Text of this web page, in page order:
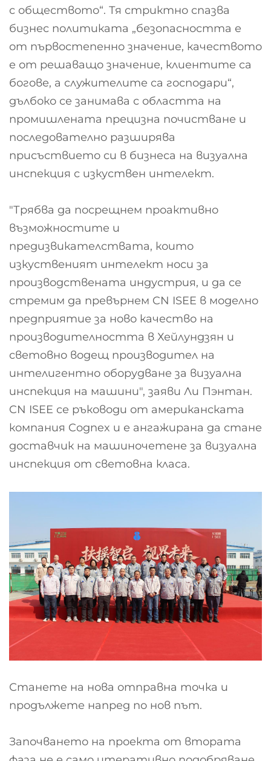
с обществото“. Тя стриктно спазва
бизнес политиката „безопасността е
от първостепенно значение, качеството
е от решаващо значение, клиентите са
богове, а служителите са господари“,
дълбоко се занимава с областта на
промишлената прецизна почистване и
последователно разширява
присъствието си в бизнеса на визуална
инспекция с изкуствен интелект.
"Трябва да посрещнем проактивно
възможностите и
предизвикателствата, които
изкуственият интелект носи за
производствената индустрия, и да се
стремим да превърнем CN ISEE в моделно
предприятие за ново качество на
производителността в Хейлундзян и
световно водещ производител на
интелигентно оборудване за визуална
инспекция на машини", заяви Ли Пэнтан.
CN ISEE се ръководи от американската
компания Cognex и е ангажирана да стане
доставчик на машиночетене за визуална
инспекция от световна класа.
Станете на нова отправна точка и
продължете напред по нов път.
Започването на проекта от втората